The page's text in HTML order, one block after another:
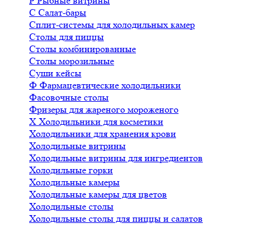
С Салат-бары
Сплит-системы для холодильных камер
Столы для пиццы
Столы комбинированные
Столы морозильные
Суши кейсы
Ф Фармацевтические холодильники
Фасовочные столы
Фризеры для жареного мороженого
Х Холодильники для косметики
Холодильники для хранения крови
Холодильные витрины
Холодильные витрины для ингредиентов
Холодильные горки
Холодильные камеры
Холодильные камеры для цветов
Холодильные столы
Холодильные столы для пиццы и салатов